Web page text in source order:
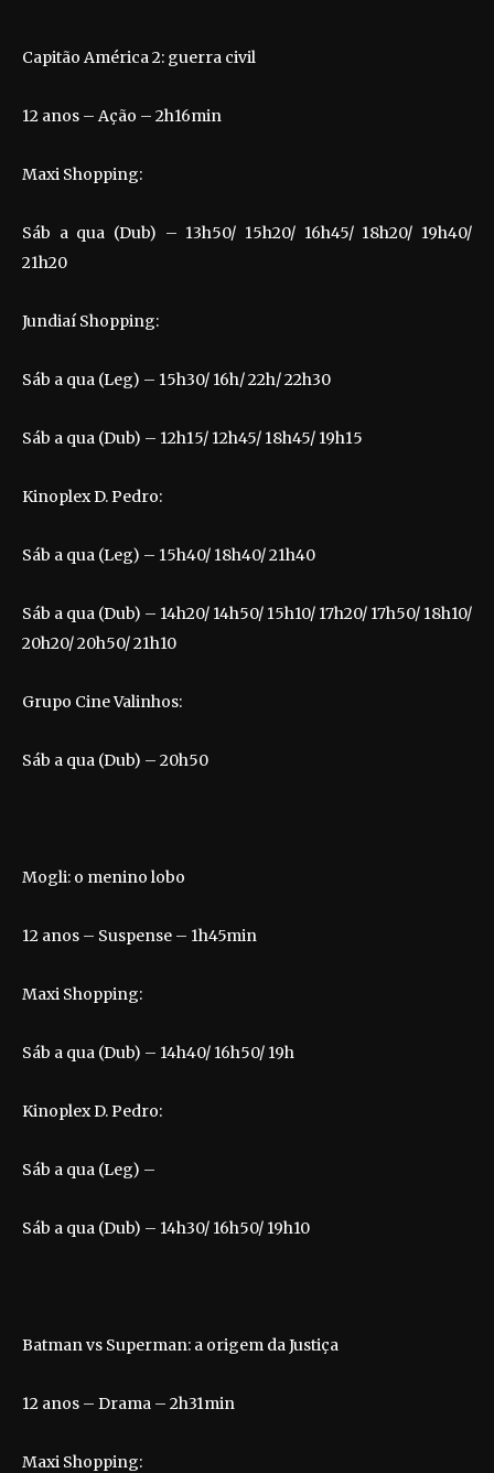
Capitão América 2: guerra civil
12 anos – Ação – 2h16min
Maxi Shopping:
Sáb a qua (Dub) – 13h50/ 15h20/ 16h45/ 18h20/ 19h40/
21h20
Jundiaí Shopping:
Sáb a qua (Leg) – 15h30/ 16h/ 22h/ 22h30
Sáb a qua (Dub) – 12h15/ 12h45/ 18h45/ 19h15
Kinoplex D. Pedro:
Sáb a qua (Leg) – 15h40/ 18h40/ 21h40
Sáb a qua (Dub) – 14h20/ 14h50/ 15h10/ 17h20/ 17h50/ 18h10/
20h20/ 20h50/ 21h10
Grupo Cine Valinhos:
Sáb a qua (Dub) – 20h50
Mogli: o menino lobo
12 anos – Suspense – 1h45min
Maxi Shopping:
Sáb a qua (Dub) – 14h40/ 16h50/ 19h
Kinoplex D. Pedro:
Sáb a qua (Leg) –
Sáb a qua (Dub) – 14h30/ 16h50/ 19h10
Batman vs Superman: a origem da Justiça
12 anos – Drama – 2h31min
Maxi Shopping: